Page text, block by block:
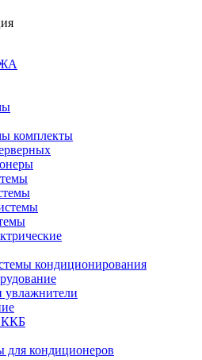
комплекты
кондиционирования
увлажнители
ККБ
для кондиционеров